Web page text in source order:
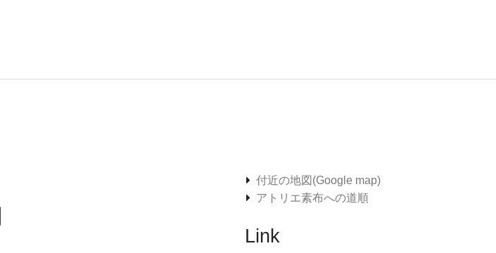
付近の地図(Google map)
アトリエ素布への道順
Link